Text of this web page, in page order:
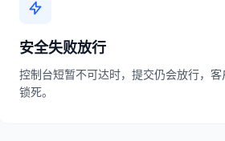
安全失败放行
控制台短暂不可达时，提交仍会放行，客
锁死。